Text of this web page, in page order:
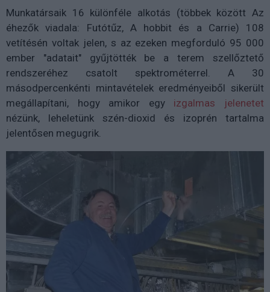
Munkatársaik 16 különféle alkotás (többek között Az
éhezők viadala: Futótűz, A hobbit és a Carrie) 108
vetítésén voltak jelen, s az ezeken megforduló 95 000
ember "adatait" gyűjtötték be a terem szellőztető
rendszeréhez csatolt spektrométerrel. A 30
másodpercenkénti mintavételek eredményeiből sikerült
megállapítani, hogy amikor egy izgalmas jelenetet
nézünk, leheletünk szén-dioxid és izoprén tartalma
jelentősen megugrik.